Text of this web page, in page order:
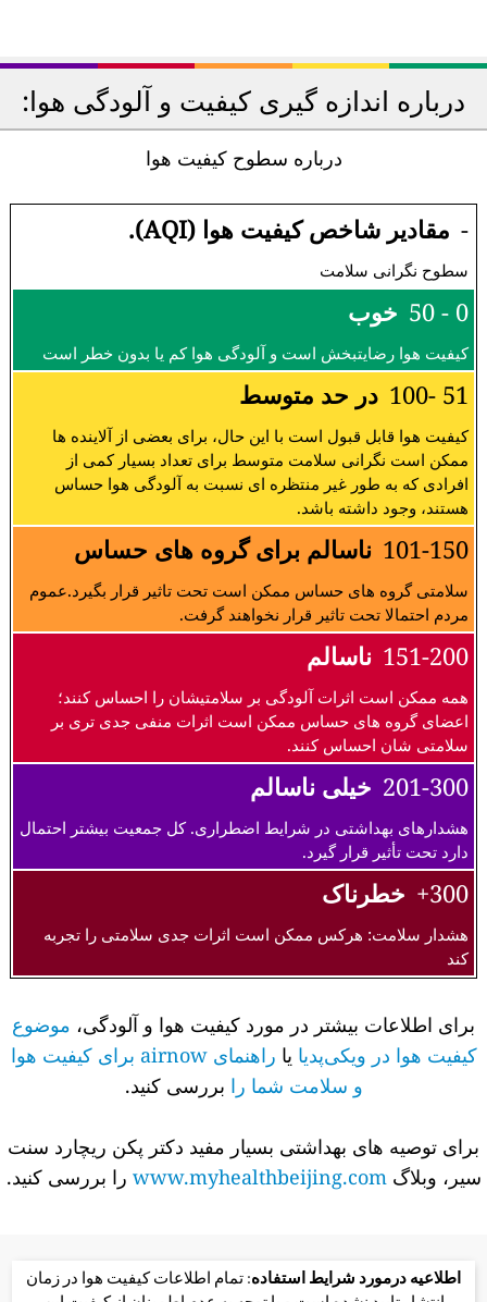
درباره اندازه گیری کیفیت و آلودگی هوا:
درباره سطوح کیفیت هوا
- مقادیر شاخص کیفیت هوا (AQI).
سطوح نگرانی سلامت
0 - 50 خوب
کیفیت هوا رضایتبخش است و آلودگی هوا کم یا بدون خطر است
51 -100 در حد متوسط
کیفیت هوا قابل قبول است با این حال، برای بعضی از آلاینده ها
ممکن است نگرانی سلامت متوسط برای تعداد بسیار کمی از
افرادی که به طور غیر منتظره ای نسبت به آلودگی هوا حساس
هستند، وجود داشته باشد.
101-150 ناسالم برای گروه های حساس
سلامتی گروه های حساس ممکن است تحت تاثیر قرار بگیرد.عموم
مردم احتمالا تحت تاثیر قرار نخواهند گرفت.
151-200 ناسالم
همه ممکن است اثرات آلودگی بر سلامتیشان را احساس کنند؛
اعضای گروه های حساس ممکن است اثرات منفی جدی تری بر
سلامتی شان احساس کنند.
201-300 خیلی ناسالم
هشدارهای بهداشتی در شرایط اضطراری. کل جمعیت بیشتر احتمال
دارد تحت تأثیر قرار گیرد.
300+ خطرناک
هشدار سلامت: هرکس ممکن است اثرات جدی سلامتی را تجربه
کند
برای اطلاعات بیشتر در مورد کیفیت هوا و آلودگی، موضوع
کیفیت هوا در ویکی‌پدیا یا
راهنمای airnow برای کیفیت هوا
و سلامت شما را بررسی کنید.
برای توصیه های بهداشتی بسیار مفید دکتر پکن ریچارد سنت
سیر، وبلاگwww.myhealthbeijing.com را بررسی کنید.
اطلاعیه درمورد شرایط استفاده: تمام اطلاعات کیفیت هوا در زمان